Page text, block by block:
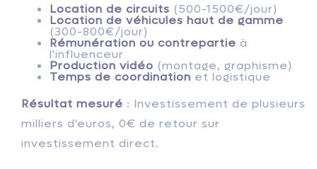
Location de circuits (500-1500€/jour)
Location de véhicules haut de gamme
(300-800€/jour)
Rémunération ou contrepartie à
l'influenceur
Production vidéo (montage, graphisme)
Temps de coordination et logistique
Résultat mesuré : Investissement de plusieurs
milliers d'euros, 0€ de retour sur
investissement direct.